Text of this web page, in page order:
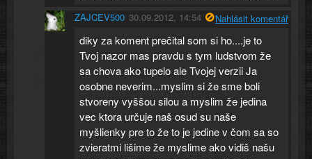
ZAJCEV500 30.09.2012, 14:54 Nahlásit komentář
diky za koment prečital som si ho....je to
Tvoj nazor mas pravdu s tym ludstvom že
sa chova ako tupelo ale Tvojej verzii Ja
osobne neverim...myslim si že sme boli
stvoreny vyššou silou a myslim že jedina
vec ktora určuje naš osud su naše
myšlienky pre to že to je jedine v čom sa so
zvieratmi lišime že myslime ako vidiš našu